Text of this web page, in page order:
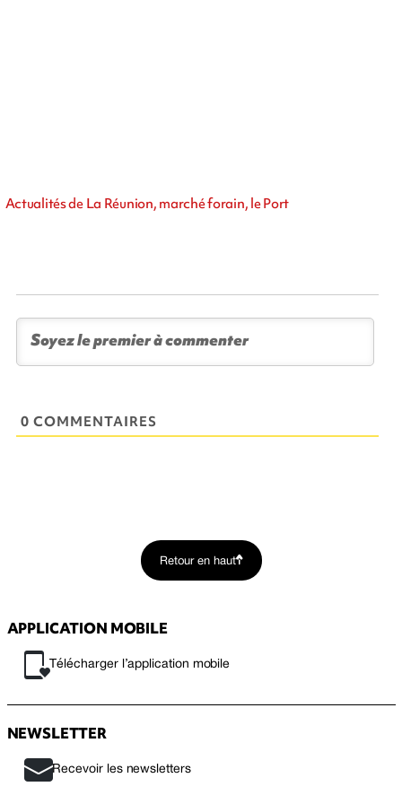
Actualités de La Réunion, marché forain, le Port
0 COMMENTAIRES
Retour en haut
APPLICATION MOBILE
Télécharger l’application mobile
NEWSLETTER
Recevoir les newsletters